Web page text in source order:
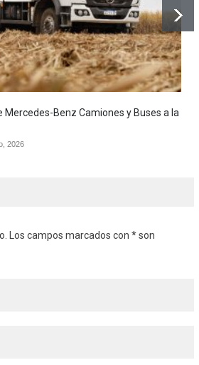
Mercedes-Benz Camiones y Buses a la
2026
Los campos marcados con * son